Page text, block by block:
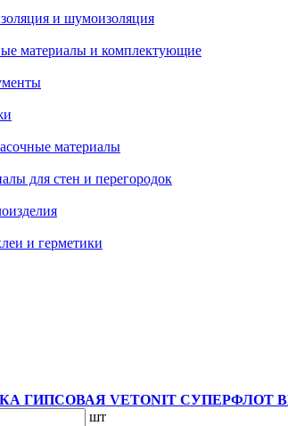
и шумоизоляция
материалы и комплектующие
материалы
для стен и перегородок
и герметики
ГИПСОВАЯ VETONIT СУПЕРФЛОТ
шт